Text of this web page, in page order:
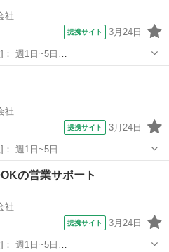
社
提携サイト 3月24日
09:00~12:00/13:00~17:00 月/
す [勤務...
社
提携サイト 3月24日
09:00~12:00/13:00~17:00 月/
べます [勤務...の営業サポート
社
提携サイト 3月24日